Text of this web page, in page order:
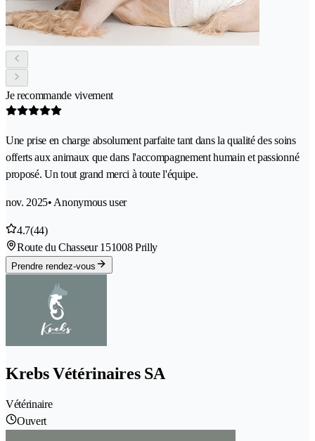
Je recommande vivement
Une prise en charge absolument parfaite tant dans la qualité des soins
offerts aux animaux que dans l'accompagnement humain et passionné
proposé. Un tout grand merci à toute l'équipe.
nov. 2025• Anonymous user
4.7(44)
Route du Chasseur 151008 Prilly
Prendre rendez-vous
Krebs Vétérinaires SA
Vétérinaire
Ouvert